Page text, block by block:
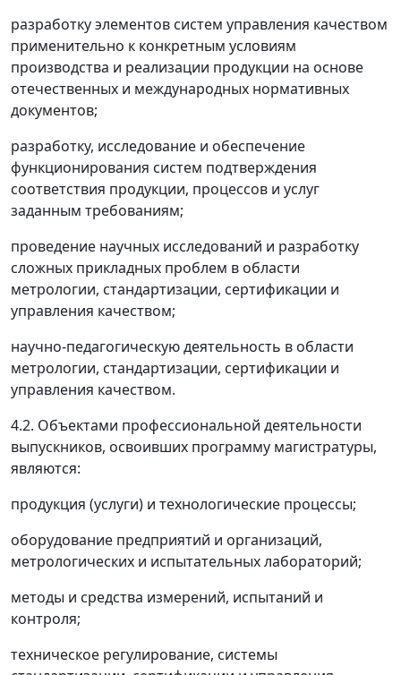
разработку элементов систем управления качеством
применительно к конкретным условиям
производства и реализации продукции на основе
отечественных и международных нормативных
документов;
разработку, исследование и обеспечение
функционирования систем подтверждения
соответствия продукции, процессов и услуг
заданным требованиям;
проведение научных исследований и разработку
сложных прикладных проблем в области
метрологии, стандартизации, сертификации и
управления качеством;
научно-педагогическую деятельность в области
метрологии, стандартизации, сертификации и
управления качеством.
4.2. Объектами профессиональной деятельности
выпускников, освоивших программу магистратуры,
являются:
продукция (услуги) и технологические процессы;
оборудование предприятий и организаций,
метрологических и испытательных лабораторий;
методы и средства измерений, испытаний и
контроля;
техническое регулирование, системы